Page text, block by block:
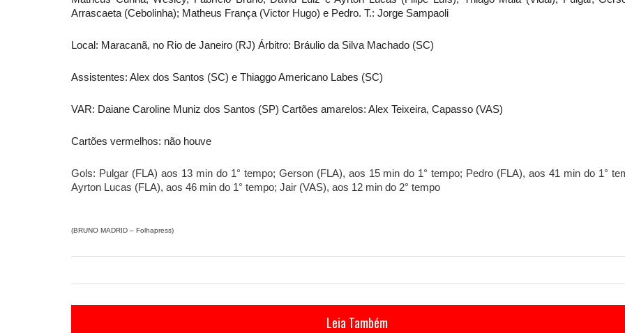
Arrascaeta (Cebolinha); Matheus França (Victor Hugo) e Pedro. T.: Jorge Sampaoli
Local: Maracanã, no Rio de Janeiro (RJ) Árbitro: Bráulio da Silva Machado (SC)
Assistentes: Alex dos Santos (SC) e Thiaggo Americano Labes (SC)
VAR: Daiane Caroline Muniz dos Santos (SP) Cartões amarelos: Alex Teixeira, Capasso (VAS)
Cartões vermelhos: não houve
Gols: Pulgar (FLA) aos 13 min do 1° tempo; Gerson (FLA), aos 15 min do 1° tempo; Pedro (FLA), aos 41 min do 1°
Ayrton Lucas (FLA), aos 46 min do 1° tempo; Jair (VAS), aos 12 min do 2° tempo
(BRUNO MADRID – Folhapress)
Leia Também